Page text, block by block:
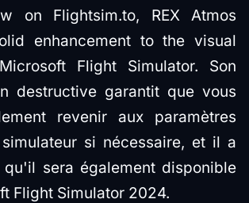
on Flightsim.to, REX Atmos
enhancement to the visual
Flight Simulator. Son
destructive garantit que vous
revenir aux paramètres
si nécessaire, et il a
sera également disponible
Flight Simulator 2024.